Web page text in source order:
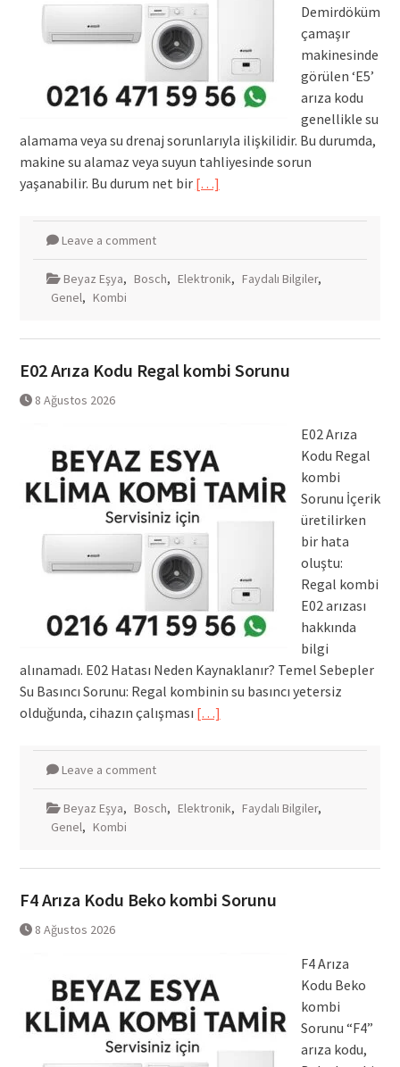
Demirdöküm
çamaşır
makinesinde
görülen ‘E5’
arıza kodu
genellikle su
alamama veya su drenaj sorunlarıyla ilişkilidir. Bu durumda,
makine su alamaz veya suyun tahliyesinde sorun
yaşanabilir. Bu durum net bir […]
Leave a comment
Beyaz Eşya, Bosch, Elektronik, Faydalı Bilgiler,
Genel, Kombi
E02 Arıza Kodu Regal kombi Sorunu
8 Ağustos 2026
E02 Arıza
Kodu Regal
kombi
Sorunu İçerik
üretilirken
bir hata
oluştu:
Regal kombi
E02 arızası
hakkında
bilgi
alınamadı. E02 Hatası Neden Kaynaklanır? Temel Sebepler
Su Basıncı Sorunu: Regal kombinin su basıncı yetersiz
olduğunda, cihazın çalışması […]
Leave a comment
Beyaz Eşya, Bosch, Elektronik, Faydalı Bilgiler,
Genel, Kombi
F4 Arıza Kodu Beko kombi Sorunu
8 Ağustos 2026
F4 Arıza
Kodu Beko
kombi
Sorunu “F4”
arıza kodu,